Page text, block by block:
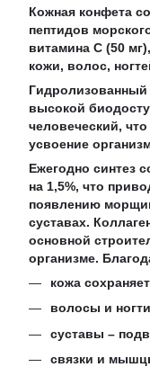
Кожная конфета
пептидов
витамина С (50
кожи, волос,
Гидролизованный
высокой
человеческий,
усвоение
Ежегодно синтез
на 1,5%, что
появлению
суставах.
основной
организме.
кожа
волосы и
суставы –
связки и